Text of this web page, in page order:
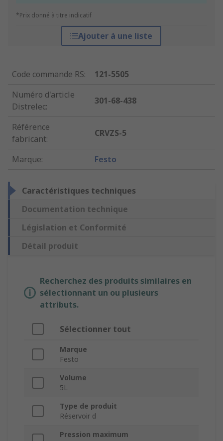
*Prix donné à titre indicatif
Ajouter à une liste
Code commande RS:
121-5505
Numéro d'article
Distrelec:
301-68-438
Référence
fabricant:
CRVZS-5
Marque: Festo
Caractéristiques techniques
Documentation technique
Législation et Conformité
Détail produit
Recherchez des produits similaires en
sélectionnant un ou plusieurs
attributs.
Sélectionner tout
Marque
Festo
Volume
5L
Type de produit
Réservoir d
Pression maximum